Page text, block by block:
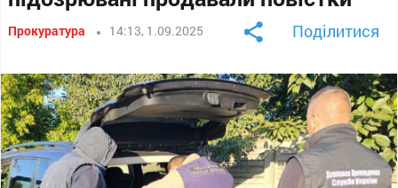
Прокуратура 14:13, 1.09.2025 Поділитися